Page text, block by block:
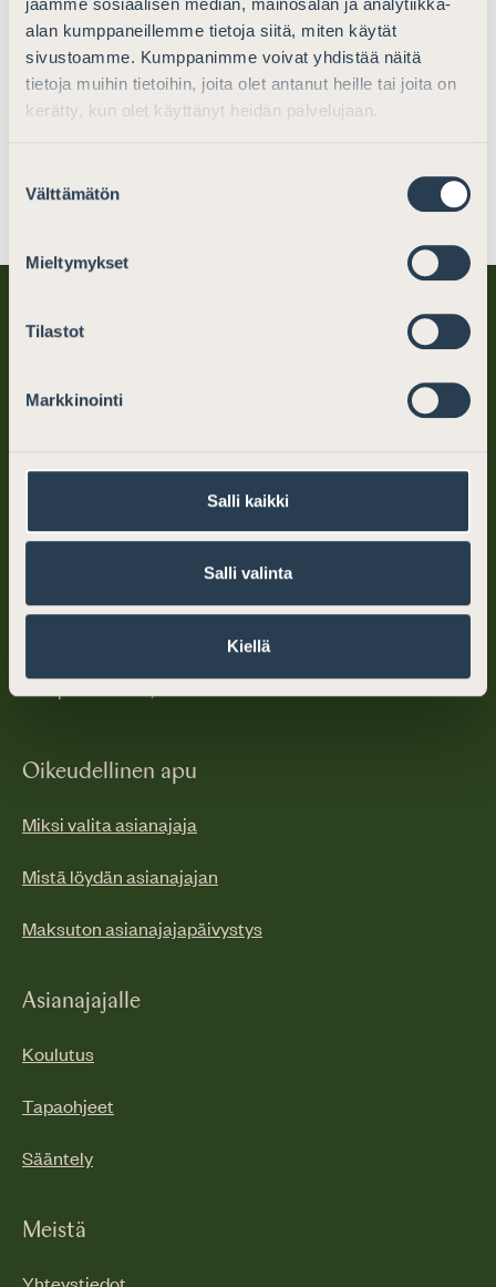
jaamme sosiaalisen median, mainosalan ja analytiikka-
alan kumppaneillemme tietoja siitä, miten käytät
sivustoamme. Kumppanimme voivat yhdistää näitä
tietoja muihin tietoihin, joita olet antanut heille tai joita on
kerätty, kun olet käyttänyt heidän palvelujaan.
valinta
Välttämätön
Mieltymykset
Tilastot
Markkinointi
Salli kaikki
Salli valinta
Kiellä
Lisätietoa valvontalautakunnan toiminnasta ja jäsenen
tehtävistävalvontalautakunnan verkkosivuilta
Suomen Asianajajat
00101 Helsinki
puh. (09) 6866 120
Oikeudellinen apu
Miksi valita asianajaja
Mistä löydän asianajajan
Maksuton asianajajapäivystys
Asianajajalle
Koulutus
Tapaohjeet
Sääntely
Meistä